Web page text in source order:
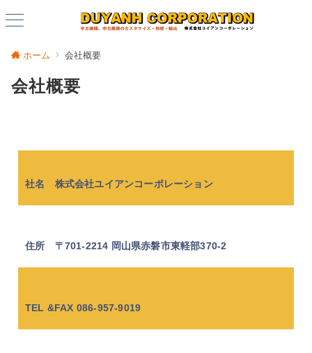
ホーム 会社概要
会社概要
社名 株式会社ユイアンコーポレーション
住所 〒701-2214 岡山県赤磐市東軽部370-2
TEL &FAX 086-957-9019